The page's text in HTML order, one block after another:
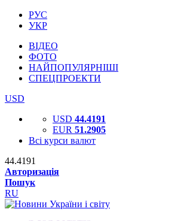
РУС
УКР
ВІДЕО
ФОТО
НАЙПОПУЛЯРНІШІ
СПЕЦПРОЕКТИ
USD
USD 44.4191
EUR 51.2905
Всі курси валют
44.4191
Авторизація
Пошук
RU